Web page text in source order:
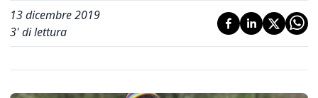
13 dicembre 2019
3' di lettura